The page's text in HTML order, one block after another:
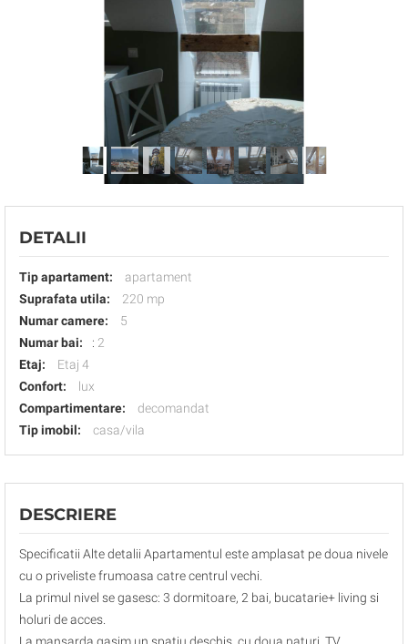
DETALII
Tip apartament:
apartament
Suprafata utila:
220 mp
Numar camere:
5
Numar bai:
: 2
Etaj:
Etaj 4
Confort:
lux
Compartimentare:
decomandat
Tip imobil:
casa/vila
DESCRIERE
Specificatii Alte detalii Apartamentul este amplasat pe doua nivele
cu o priveliste frumoasa catre centrul vechi.
La primul nivel se gasesc: 3 dormitoare, 2 bai, bucatarie+ living si
holuri de acces.